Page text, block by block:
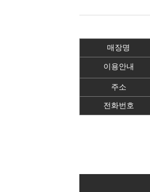
매장명
이용안내
주소
전화번호